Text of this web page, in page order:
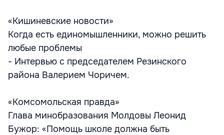
«Кишиневские новости»
Когда есть единомышленники, можно решить
любые проблемы
- Интервью с председателем Резинского
района Валерием Чоричем.
«Комсомольская правда»
Глава минобразования Молдовы Леонид
Бужор: «Помощь школе должна быть